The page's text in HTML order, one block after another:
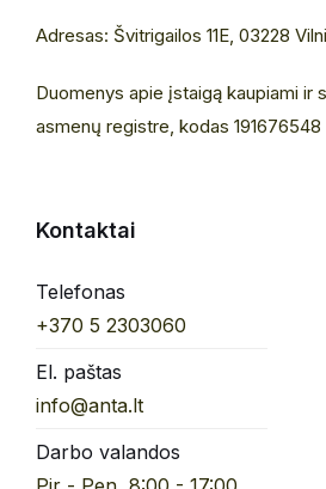
Adresas: Švitrigailos 11E, 03228
Duomenys apie įstaigą kaupiami ir
asmenų registre, kodas 191676548
Kontaktai
Telefonas
+370 5 2303060
El. paštas
info@anta.lt
Darbo valandos